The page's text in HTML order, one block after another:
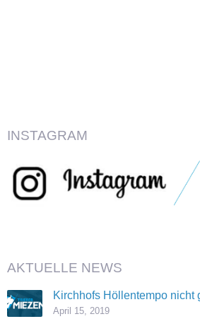
INSTAGRAM
AKTUELLE NEWS
Kirchhofs Höllentempo nicht
April 15, 2019